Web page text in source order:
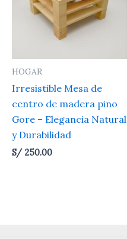
HOGAR
Irresistible Mesa de
centro de madera pino
Gore – Elegancia Natural
y Durabilidad
S/ 250.00